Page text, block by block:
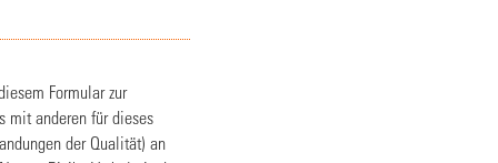
Formular zur
mit anderen für dieses
der Qualität) an